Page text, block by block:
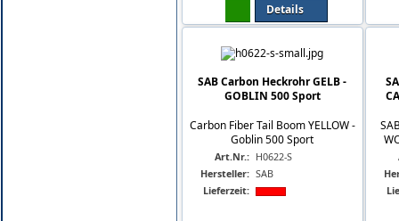
Details
SAB Carbon Heckrohr GELB -
GOBLIN 500 Sport
Carbon Fiber Tail Boom YELLOW -
Goblin 500 Sport
Art.Nr.: H0622-S
Hersteller: SAB
Lieferzeit: